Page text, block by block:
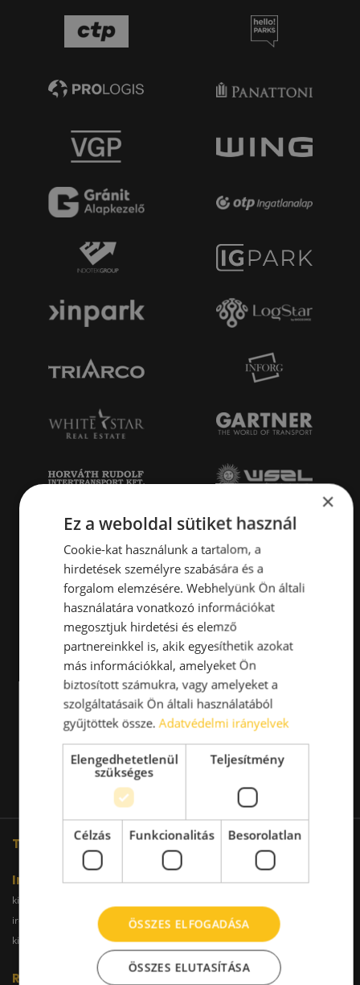
További oldalaink
Iroda
kiadoiroda.info
irodakiadobudapest.hu
kiadoirodabudaors.hu
kiadoirodagyor.hu
Raktár
×
Ez a weboldal sütiket használ
Cookie-kat használunk a tartalom, a
hirdetések személyre szabására és a
forgalom elemzésére. Webhelyünk Ön általi
használatára vonatkozó információkat
megosztjuk hirdetési és elemző
partnereinkkel is, akik egyesíthetik azokat
más információkkal, amelyeket Ön
biztosított számukra, vagy amelyeket a
szolgáltatásaik Ön általi használatából
gyűjtöttek össze.Adatvédelmi irányelvek
Elengedhetetlenül
szükséges
Teljesítmény
Célzás Funkcionalitás Besorolatlan
ÖSSZES ELFOGADÁSA
ÖSSZES ELUTASÍTÁSA